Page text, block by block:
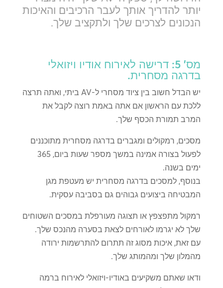
יותר להדריך אותך לעבר הרכיבים והאיכות
הנכונים לצרכים שלך ולתקציב שלך.
מס' 5: דרישה לאירוח אודיו ויזואלי
בדרגה מסחרית.
יש הבדל חשוב בין ציוד מסחרי ל-AV ביתי, ואתה תרצה
ללכת עם הראשון אם אתה באמת רוצה לקבל את
המרב תמורת הכסף שלך.
מסכים, רמקולים ומגברים בדרגה מסחרית מתוכננים
לפעול בצורה אמינה במשך מספר שעות ביום, 365
ימים בשנה.
בנוסף, למסכים בדרגה מסחרית יש מעטפת מגן
המבטיחה ביצועים גבוהים גם בסביבה עסקית.
רמקול מתפצפץ או תצוגה מעורפלת במסכים השטוחים
שלך לא יגרמו לאורחים לצאת בסערה מהנכס שלך.
עם זאת, איכות מסוג זה תתרום להתרשמות ירודה
מהמלון שלך ומהמותג שלך.
ודאו שאתם משקיעים באודיו-ויזואלי לאירוח ברמה